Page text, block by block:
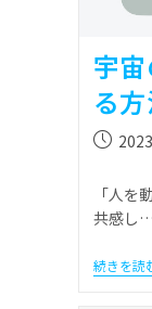
宇
る
「人を
共感し…
続きを読